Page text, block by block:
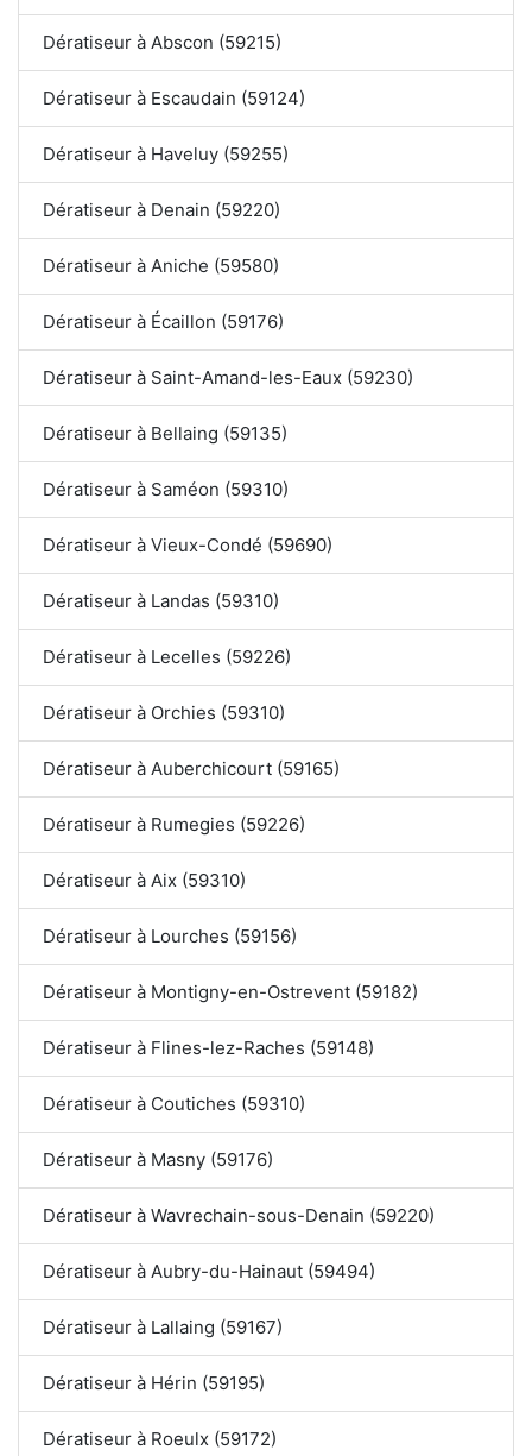
Dératiseur à Abscon (59215)
Dératiseur à Escaudain (59124)
Dératiseur à Haveluy (59255)
Dératiseur à Denain (59220)
Dératiseur à Aniche (59580)
Dératiseur à Écaillon (59176)
Dératiseur à Saint-Amand-les-Eaux (59230)
Dératiseur à Bellaing (59135)
Dératiseur à Saméon (59310)
Dératiseur à Vieux-Condé (59690)
Dératiseur à Landas (59310)
Dératiseur à Lecelles (59226)
Dératiseur à Orchies (59310)
Dératiseur à Auberchicourt (59165)
Dératiseur à Rumegies (59226)
Dératiseur à Aix (59310)
Dératiseur à Lourches (59156)
Dératiseur à Montigny-en-Ostrevent (59182)
Dératiseur à Flines-lez-Raches (59148)
Dératiseur à Coutiches (59310)
Dératiseur à Masny (59176)
Dératiseur à Wavrechain-sous-Denain (59220)
Dératiseur à Aubry-du-Hainaut (59494)
Dératiseur à Lallaing (59167)
Dératiseur à Hérin (59195)
Dératiseur à Roeulx (59172)